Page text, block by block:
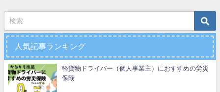
人気記事ランキング
軽貨物ドライバー（個人事業主）におすすめの労災
保険